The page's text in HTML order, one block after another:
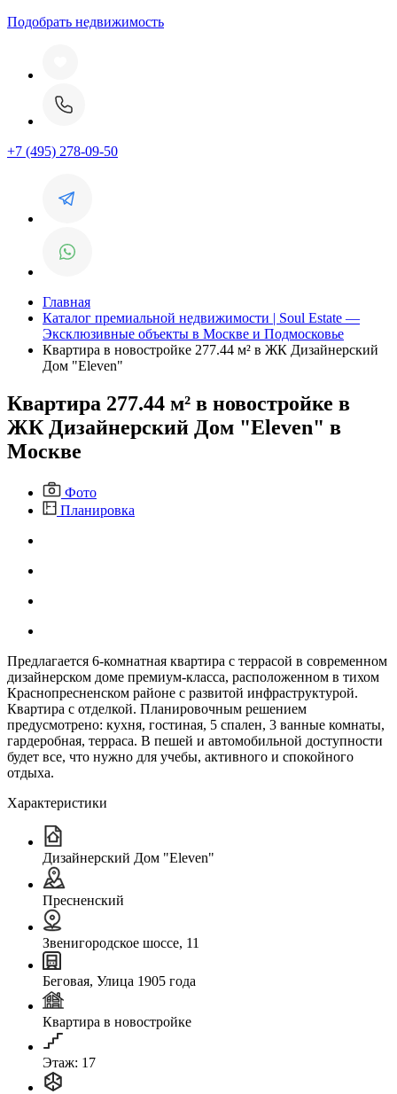
Подобрать недвижимость
+7 (495) 278-09-50
Главная
Каталог премиальной недвижимости | Soul Estate —
Эксклюзивные объекты в Москве и Подмосковье
Квартира в новостройке 277.44 м² в ЖК Дизайнерский
Дом "Eleven"
Квартира 277.44 м² в новостройке в
ЖК Дизайнерский Дом "Eleven" в
Москве
Фото
Планировка
Предлагается 6-комнатная квартира с террасой в современном
дизайнерском доме премиум-класса, расположенном в тихом
Краснопресненском районе с развитой инфраструктурой.
Квартира с отделкой. Планировочным решением
предусмотрено: кухня, гостиная, 5 спален, 3 ванные комнаты,
гардеробная, терраса. В пешей и автомобильной доступности
будет все, что нужно для учебы, активного и спокойного
отдыха.
Характеристики
Дизайнерский Дом "Eleven"
Пресненский
Звенигородское шоссе, 11
Беговая, Улица 1905 года
Квартира в новостройке
Этаж: 17